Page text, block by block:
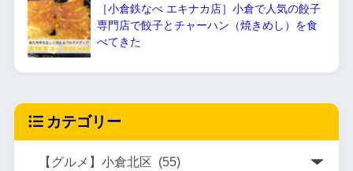
［小倉鉄なべ エキナカ店］小倉で人気の餃子
専門店で餃子とチャーハン（焼きめし）を食
べてきた
カテゴリー